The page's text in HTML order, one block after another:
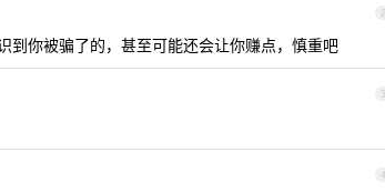
2
到你被骗了的，甚至可能还会让你赚点，慎重吧
3
4